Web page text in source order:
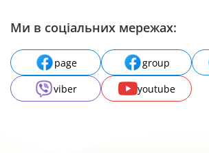
Ми в соціальних мережах:
page group
viber
youtube